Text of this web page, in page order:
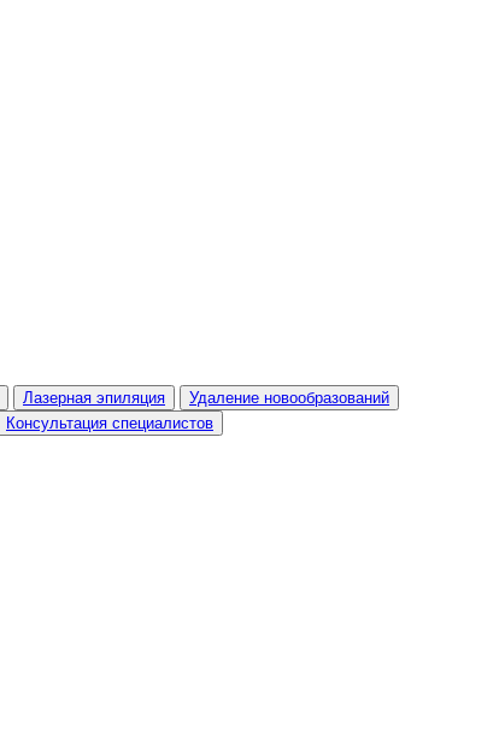
Лазерная эпиляция
Удаление новообразований
Консультация специалистов